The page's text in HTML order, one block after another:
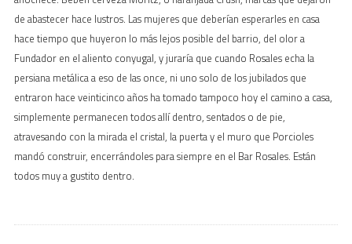
de abastecer hace lustros. Las mujeres que deberían esperarles en casa
hace tiempo que huyeron lo más lejos posible del barrio, del olor a
Fundador en el aliento conyugal, y juraría que cuando Rosales echa la
persiana metálica a eso de las once, ni uno solo de los jubilados que
entraron hace veinticinco años ha tomado tampoco hoy el camino a casa,
simplemente permanecen todos allí dentro, sentados o de pie,
atravesando con la mirada el cristal, la puerta y el muro que Porcioles
mandó construir, encerrándoles para siempre en el Bar Rosales. Están
todos muy a gustito dentro.